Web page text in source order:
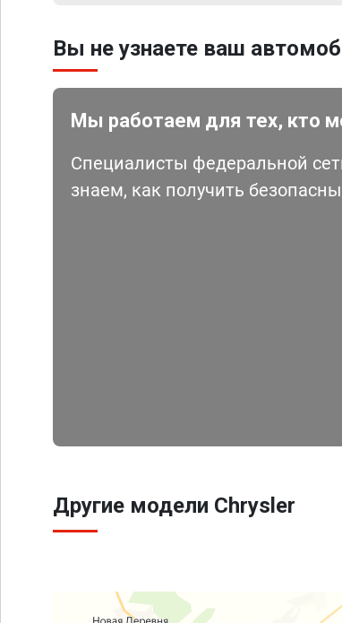
Вы не узнаете ваш
Мы работаем для тех, кто
Специалисты федеральной
знаем, как получить
Другие модели Chrysler